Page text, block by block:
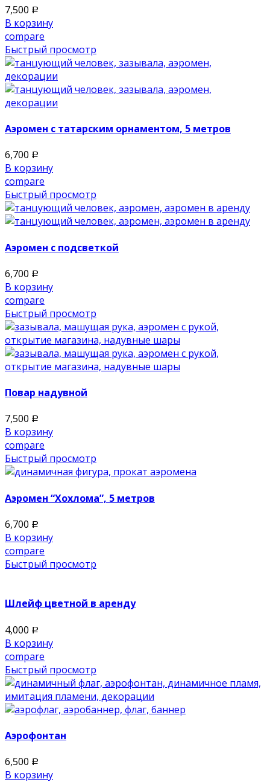
7,500 Р
В корзину
compare
Быстрый просмотр
Аэромен с татарским орнаментом, 5 метров
6,700 Р
В корзину
compare
Быстрый просмотр
Аэромен с подсветкой
6,700 Р
В корзину
compare
Быстрый просмотр
Повар надувной
7,500 Р
В корзину
compare
Быстрый просмотр
Аэромен “Хохлома”, 5 метров
6,700 Р
В корзину
compare
Быстрый просмотр
Шлейф цветной в аренду
4,000 Р
В корзину
compare
Быстрый просмотр
Аэрофонтан
6,500 Р
В корзину